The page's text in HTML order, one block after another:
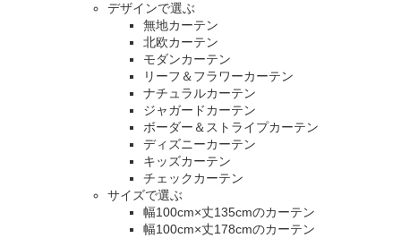
デザインで選ぶ
無地カーテン
北欧カーテン
モダンカーテン
リーフ＆フラワーカーテン
ナチュラルカーテン
ジャガードカーテン
ボーダー＆ストライプカーテン
ディズニーカーテン
キッズカーテン
チェックカーテン
サイズで選ぶ
幅100cm×丈135cmのカーテン
幅100cm×丈178cmのカーテン